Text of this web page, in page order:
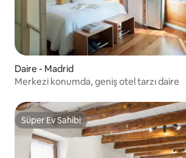
Daire - Madrid
Merkezi konumda, geniş otel tarzı daire
Süper Ev Sahibi
Süper Ev Sahibi